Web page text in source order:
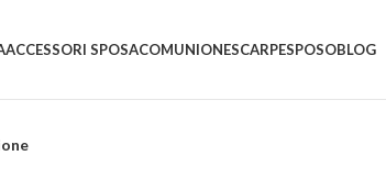
ACCESSORI SPOSACOMUNIONESCARPESPOSOBLOG